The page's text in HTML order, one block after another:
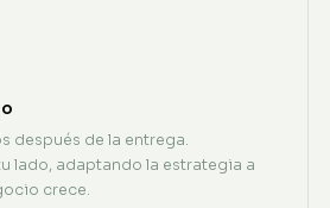
después de la entrega.
lado, adaptando la estrategia a
crece.